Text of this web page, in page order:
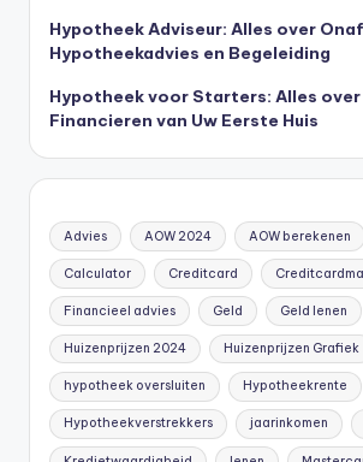
Hypotheek Adviseur: Alles over
Hypotheekadvies en Begeleiding
Hypotheek voor Starters: Alles
Financieren van Uw Eerste Huis
Advies AOW 2024 AOW berekenen
Calculator Creditcard
Financieel advies Geld Geld lenen
Huizenprijzen 2024 Huizenprijzen Grafiek
hypotheek oversluiten Hypotheekrente
Hypotheekverstrekkers jaarinkomen